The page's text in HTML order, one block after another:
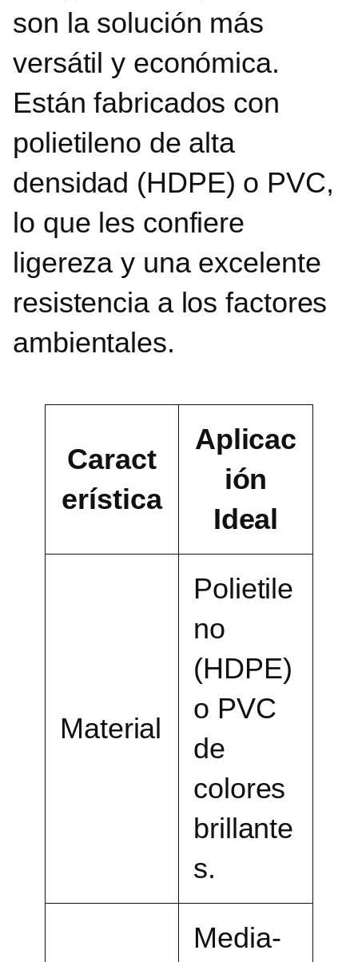
son la solución más
versátil y económica.
Están fabricados con
polietileno de alta
densidad (HDPE) o PVC,
lo que les confiere
ligereza y una excelente
resistencia a los factores
ambientales.
Caract
erística
Aplicac
ión
Ideal
Material
Polietile
no
(HDPE)
o PVC
de
colores
brillante
s.
Media-